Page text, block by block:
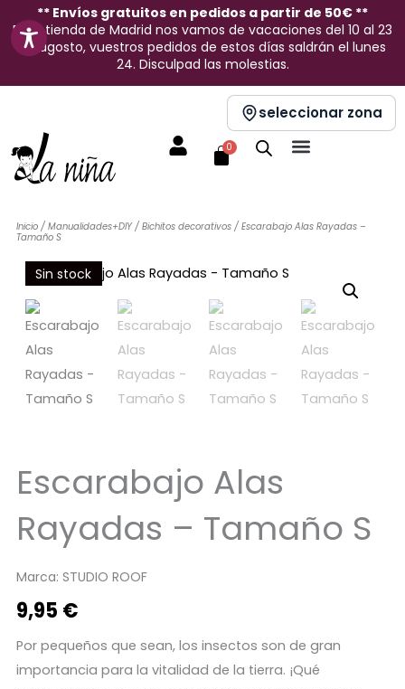
contenido
** Envíos gratuitos en pedidos a partir de 50€ **
En la tienda de Madrid nos vamos de vacaciones del 10 al 23
de agosto, vuestros pedidos de estos días saldrán el lunes
24. Disculpad las molestias.
seleccionar zona
0
Carrito
Inicio/ Manualidades+DIY/ Bichitos decorativos/ Escarabajo Alas Rayadas –
Tamaño S
Sin stock
Escarabajo Alas
Rayadas – Tamaño S
Marca: STUDIO ROOF
9,95 €
Por pequeños que sean, los insectos son de gran
importancia para la vitalidad de la tierra. ¡Qué